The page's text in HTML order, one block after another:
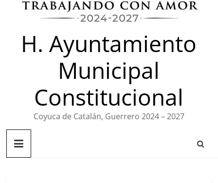
H. Ayuntamiento
Municipal
Constitucional
Coyuca de Catalán, Guerrero 2024 – 2027